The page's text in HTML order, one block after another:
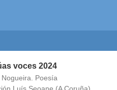
voces 2024
Poesía